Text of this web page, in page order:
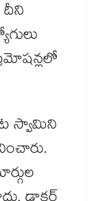
స్వామిని